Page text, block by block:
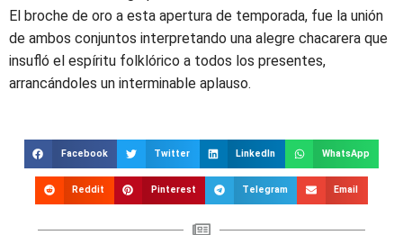
El broche de oro a esta apertura de temporada, fue la unión
de ambos conjuntos interpretando una alegre chacarera que
insufló el espíritu folklórico a todos los presentes,
arrancándoles un interminable aplauso.
Facebook Twitter LinkedIn WhatsApp
Reddit Pinterest Telegram Email